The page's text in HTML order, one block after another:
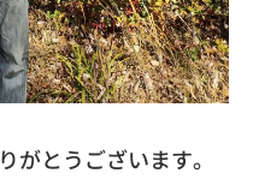
がとうございます。